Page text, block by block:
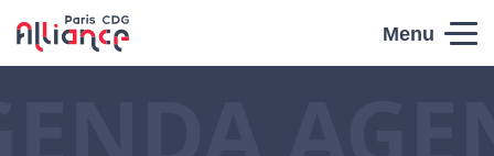
Skip to content
Paris CDG
Menu